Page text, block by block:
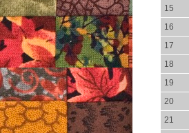
15
16
17
18
19
20
21